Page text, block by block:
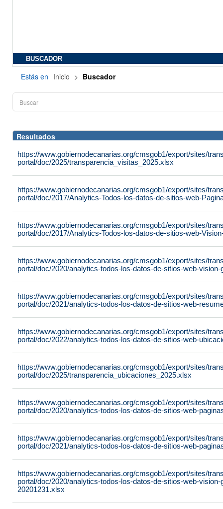
BUSCADOR
Estás en Inicio > Buscador
Resultados
https://www.gobiernodecanarias.org/cmsgob1/export/sites/
portal/doc/2025/transparencia_visitas_2025.xlsx
https://www.gobiernodecanarias.org/cmsgob1/export/sites/
portal/doc/2017/Analytics-Todos-los-datos-de-sitios-web-
https://www.gobiernodecanarias.org/cmsgob1/export/sites/
portal/doc/2017/Analytics-Todos-los-datos-de-sitios-web-
https://www.gobiernodecanarias.org/cmsgob1/export/sites/
portal/doc/2020/analytics-todos-los-datos-de-sitios-web-
https://www.gobiernodecanarias.org/cmsgob1/export/sites/
portal/doc/2021/analytics-todos-los-datos-de-sitios-web-
https://www.gobiernodecanarias.org/cmsgob1/export/sites/
portal/doc/2022/analytics-todos-los-datos-de-sitios-web-
https://www.gobiernodecanarias.org/cmsgob1/export/sites/
portal/doc/2025/transparencia_ubicaciones_2025.xlsx
https://www.gobiernodecanarias.org/cmsgob1/export/sites/
portal/doc/2020/analytics-todos-los-datos-de-sitios-web-
https://www.gobiernodecanarias.org/cmsgob1/export/sites/
portal/doc/2021/analytics-todos-los-datos-de-sitios-web-
https://www.gobiernodecanarias.org/cmsgob1/export/sites/
portal/doc/2020/analytics-todos-los-datos-de-sitios-web-
20201231.xlsx